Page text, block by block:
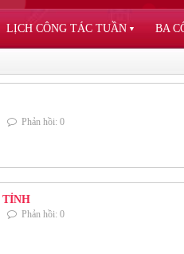
LỊCH CÔNG TÁC TUẦN ▼ BA
Phản hồi: 0
TỈNH
Phản hồi: 0